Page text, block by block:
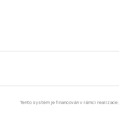
Tento systém je financován v rámci